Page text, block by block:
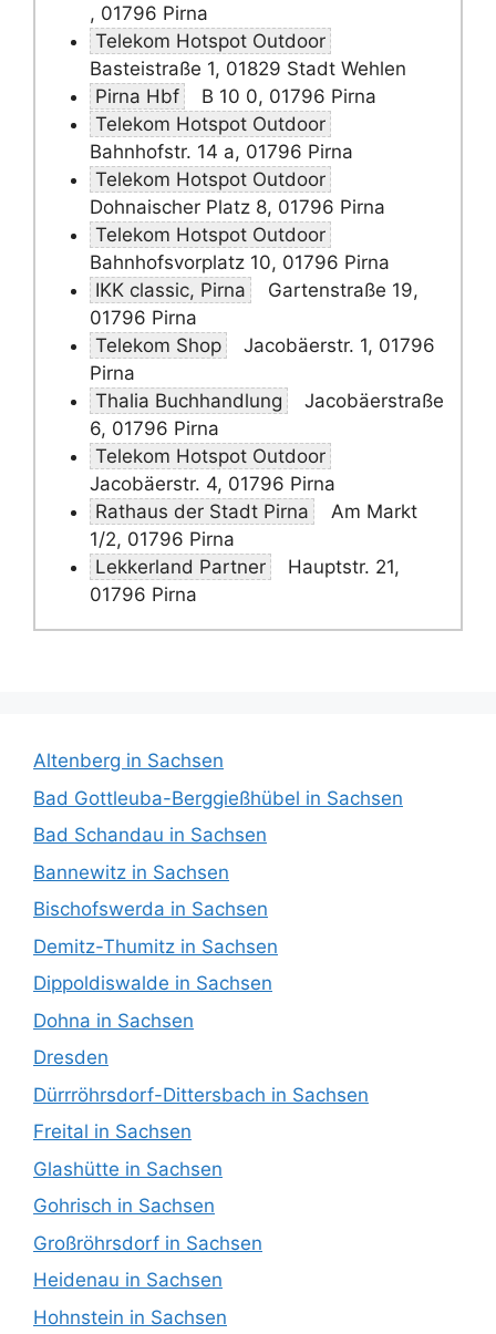
, 01796 Pirna
Telekom Hotspot Outdoor
Basteistraße 1, 01829 Stadt Wehlen
Pirna Hbf
B 10 0, 01796 Pirna
Telekom Hotspot Outdoor
Bahnhofstr. 14 a, 01796 Pirna
Telekom Hotspot Outdoor
Dohnaischer Platz 8, 01796 Pirna
Telekom Hotspot Outdoor
Bahnhofsvorplatz 10, 01796 Pirna
IKK classic, Pirna
Gartenstraße 19,
01796 Pirna
Telekom Shop
Jacobäerstr. 1, 01796
Pirna
Thalia Buchhandlung
Jacobäerstraße
6, 01796 Pirna
Telekom Hotspot Outdoor
Jacobäerstr. 4, 01796 Pirna
Rathaus der Stadt Pirna
Am Markt
1/2, 01796 Pirna
Lekkerland Partner
Hauptstr. 21,
01796 Pirna
Altenberg in Sachsen
Bad Gottleuba-Berggießhübel in Sachsen
Bad Schandau in Sachsen
Bannewitz in Sachsen
Bischofswerda in Sachsen
Demitz-Thumitz in Sachsen
Dippoldiswalde in Sachsen
Dohna in Sachsen
Dresden
Dürrröhrsdorf-Dittersbach in Sachsen
Freital in Sachsen
Glashütte in Sachsen
Gohrisch in Sachsen
Großröhrsdorf in Sachsen
Heidenau in Sachsen
Hohnstein in Sachsen